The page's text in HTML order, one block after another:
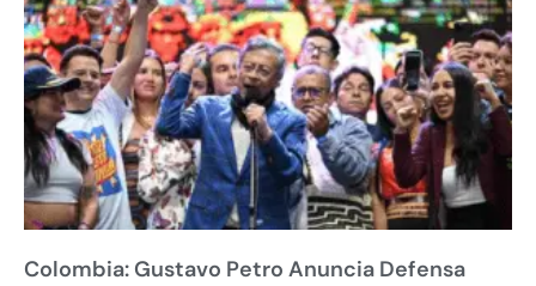
Colombia: Gustavo Petro Anuncia Defensa